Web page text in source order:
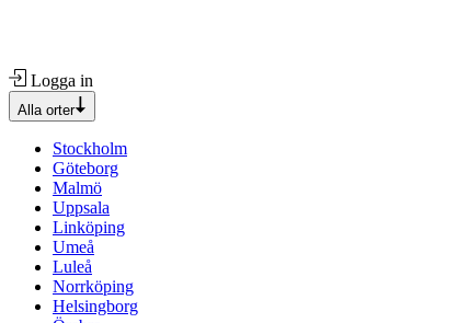
Logga in
Alla orter
Stockholm
Göteborg
Malmö
Uppsala
Linköping
Umeå
Luleå
Norrköping
Helsingborg